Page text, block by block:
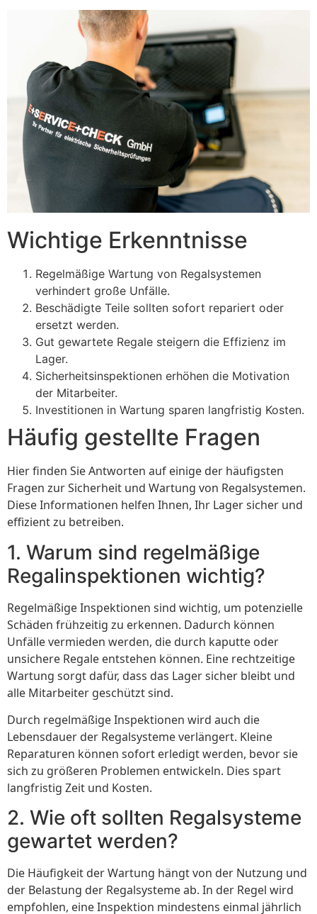
Wichtige Erkenntnisse
Regelmäßige Wartung von Regalsystemen
verhindert große Unfälle.
Beschädigte Teile sollten sofort repariert oder
ersetzt werden.
Gut gewartete Regale steigern die Effizienz im
Lager.
Sicherheitsinspektionen erhöhen die Motivation
der Mitarbeiter.
Investitionen in Wartung sparen langfristig Kosten.
Häufig gestellte Fragen
Hier finden Sie Antworten auf einige der häufigsten
Fragen zur Sicherheit und Wartung von Regalsystemen.
Diese Informationen helfen Ihnen, Ihr Lager sicher und
effizient zu betreiben.
1. Warum sind regelmäßige
Regalinspektionen wichtig?
Regelmäßige Inspektionen sind wichtig, um potenzielle
Schäden frühzeitig zu erkennen. Dadurch können
Unfälle vermieden werden, die durch kaputte oder
unsichere Regale entstehen können. Eine rechtzeitige
Wartung sorgt dafür, dass das Lager sicher bleibt und
alle Mitarbeiter geschützt sind.
Durch regelmäßige Inspektionen wird auch die
Lebensdauer der Regalsysteme verlängert. Kleine
Reparaturen können sofort erledigt werden, bevor sie
sich zu größeren Problemen entwickeln. Dies spart
langfristig Zeit und Kosten.
2. Wie oft sollten Regalsysteme
gewartet werden?
Die Häufigkeit der Wartung hängt von der Nutzung und
der Belastung der Regalsysteme ab. In der Regel wird
empfohlen, eine Inspektion mindestens einmal jährlich